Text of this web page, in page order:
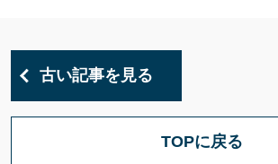
古い記事を見る
TOPに戻る